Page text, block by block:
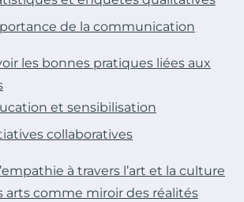
de la communication
les bonnes pratiques liées aux
et sensibilisation
collaboratives
à travers l’art et la culture
arts comme miroir des réalités